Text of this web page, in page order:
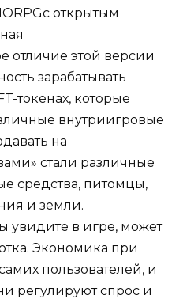
открытым
отличие этой версии
зарабатывать
токенах, которые
внутриигровые
на
стали различные
средства, питомцы,
и земли.
увидите в игре, может
Экономика при
пользователей, и
регулируют спрос и